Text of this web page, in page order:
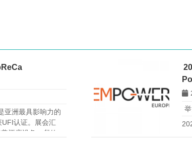
亚洲最具影响力的
认证。展会汇
酒店设备、餐饮